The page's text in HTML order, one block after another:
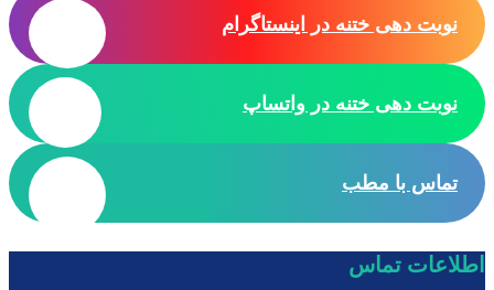
نوبت دهی ختنه در اینستاگرام
نوبت دهی ختنه در واتساپ
تماس با مطب
اطلاعات تماس